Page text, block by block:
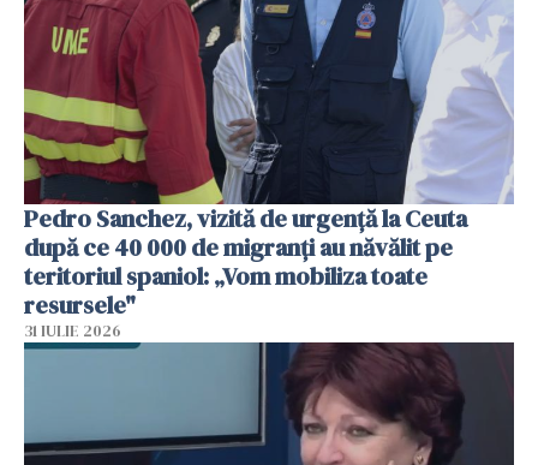
Pedro Sanchez, vizită de urgență la Ceuta
după ce 40 000 de migranți au năvălit pe
teritoriul spaniol: „Vom mobiliza toate
resursele"
31 IULIE 2026